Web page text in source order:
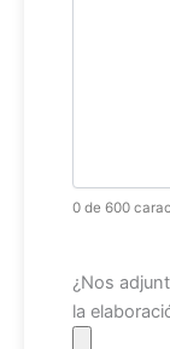
0 de 600
Archivo
¿Nos
la